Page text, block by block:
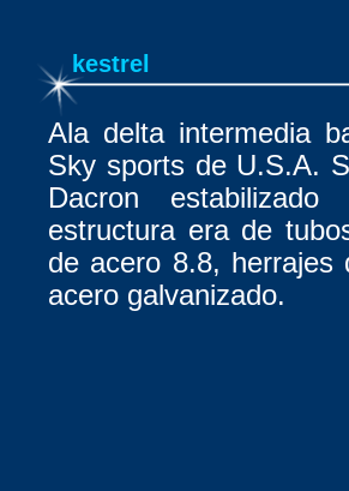
kestrel
Ala delta intermedia
Sky sports de U.S.A.
Dacron
estructura era de
de acero 8.8, herrajes
acero galvanizado.